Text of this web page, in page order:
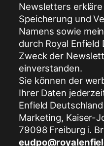
Newsletters
Speicherung und
Namens sowie
durch Royal Enfield
Zweck der
einverstanden.
Sie können der
Ihrer Daten
Enfield
Marketing, Kaiser-
79098 Freiburg i.